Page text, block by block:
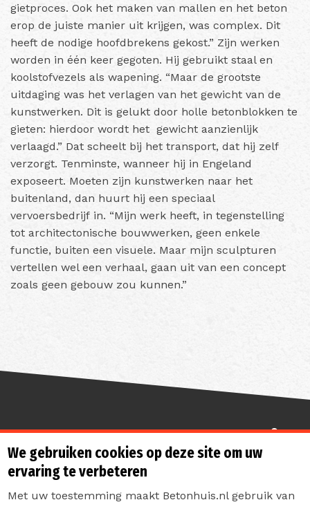
gietproces. Ook het maken van mallen en het beton
erop de juiste manier uit krijgen, was complex. Dit
heeft de nodige hoofdbrekens gekost.” Zijn werken
worden in één keer gegoten. Hij gebruikt staal en
koolstofvezels als wapening. “Maar de grootste
uitdaging was het verlagen van het gewicht van de
kunstwerken. Dit is gelukt door holle betonblokken te
gieten: hierdoor wordt het gewicht aanzienlijk
verlaagd.” Dat scheelt bij het transport, dat hij zelf
verzorgt. Tenminste, wanneer hij in Engeland
exposeert. Moeten zijn kunstwerken naar het
buitenland, dan huurt hij een speciaal
vervoersbedrijf in. “Mijn werk heeft, in tegenstelling
tot architectonische bouwwerken, geen enkele
functie, buiten een visuele. Maar mijn sculpturen
vertellen wel een verhaal, gaan uit van een concept
zoals geen gebouw zou kunnen.”
Sterk de toekomst in
We gebruiken cookies op deze site om uw
ervaring te verbeteren
Met uw toestemming maakt Betonhuis.nl gebruik van